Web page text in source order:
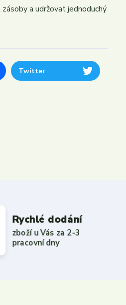
a udržovat jednoduchý
Twitter
Rychlé dodání
zboží u Vás za 2-3
pracovní dny